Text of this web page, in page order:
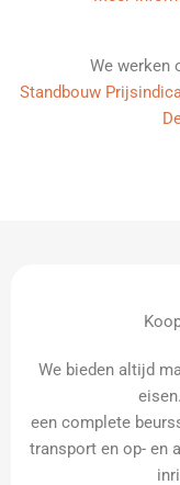
We werken
Standbouw
We bieden altijd
een complete
transport en op- en